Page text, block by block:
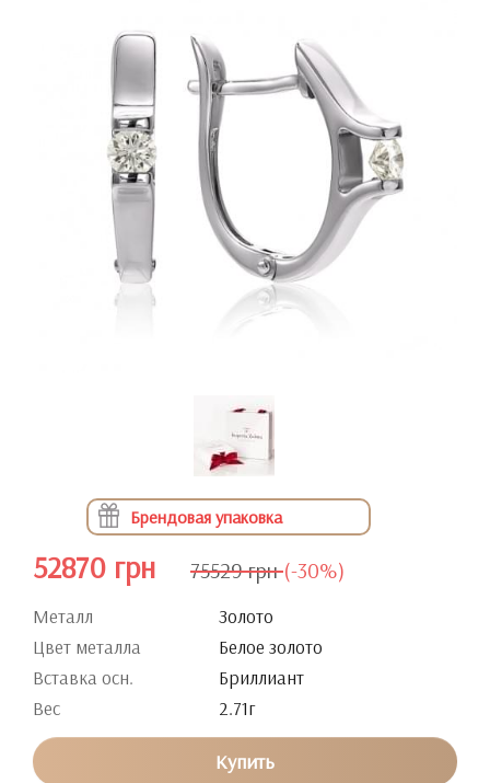
Брендовая упаковка
52870 грн 75529 грн (-30%)
Металл
Золото
Цвет металла
Белое золото
Вставка осн.
Бриллиант
Вес
2.71г
Купить